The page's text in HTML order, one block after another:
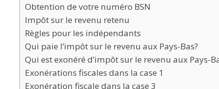
Obtention de votre numéro BSN
Impôt sur le revenu retenu
Règles pour les indépendants
Qui paie l’impôt sur le revenu aux Pays-Bas?
Qui est exonéré d’impôt sur le revenu aux Pays-
Exonérations fiscales dans la case 1
Exonération fiscale dans la case 3